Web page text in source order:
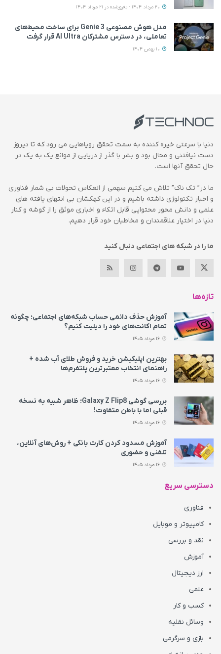
مدل هوش مصنوعی Genie 3 برای ساخت محیط‌های
تعاملی، در دسترس مشترکان AI Ultra قرار گرفت
دنیا با سرعتی خیره کننده به سمت تحقق رویاهایی می رود که تا دیروز
دست نیافتنی و محال بود و بشر با گذر از دریایی از موانع یک به یک در
حال تحقق آنها است.
ما در” تک ناک” تلاش می کنیم سهمی از انعکاس تحولات بی شمار فناوری
و اخبار تکنولوژی داشته باشیم و در این کهکشان بی انتهای یافته های
علمی و دانش محور محتوایی قابل اتکاء و اخباری موثق را از گوشه و کنار
دنیا در اختیار علاقمندان و مخاطبان خود قرار دهیم.
ما را در شبکه های اجتماعی دنبال کنید
تازه‌ها
آموزش حذف دائمی حساب شبکه‌های اجتماعی؛ چگونه
تمام اکانت‌های خود را دیلیت کنیم؟
بهترین اپلیکیشن خرید و فروش طلای آب شده +
راهنمای انتخاب معتبرترین پلتفرم‌ها
بررسی گوشی Galaxy Z Flip8؛ ظاهر شبیه به نسخه
قبلی اما با باطن متفاوت!
آموزش مسدود کردن کارت بانکی + روش‌های آنلاین،
تلفنی و حضوری
دسترسی سریع
فناوری
کامپیوتر و موبایل
نقد و بررسی
آموزش
ارز دیجیتال
علمی
کسب و کار
وسائل نقلیه
بازی و سرگرمی